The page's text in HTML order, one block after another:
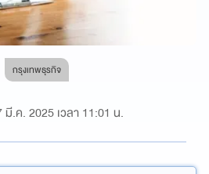
กรุงเทพธุรกิจ
มี.ค. 2025 เวลา 11:01 น.